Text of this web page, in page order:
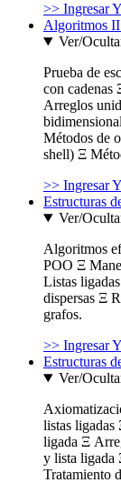
>> Ingresar
Algoritmos
Ver/
Prueba de
con cadenas
Arreglos
Métodos de
shell) Ξ
>> Ingresar
Estructuras
Ver/
Algoritmos
POO Ξ
Listas
dispersas Ξ
grafos.
>> Ingresar
Estructuras
Ver/
listas ligadas
ligada Ξ
y lista
Tratamiento